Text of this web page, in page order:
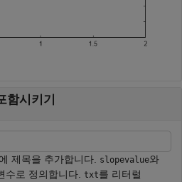
함시키기
제목을 추가합니다. slopevalue와
수로 정의합니다. txt를 리터럴